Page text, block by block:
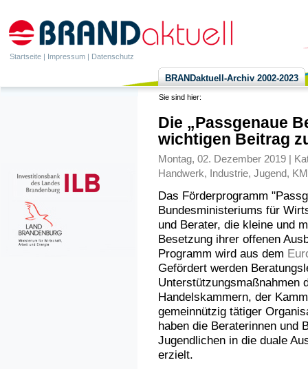
Startseite | Impressum | Datenschutz
BRANDaktuell-Archiv 2002-2023
Sie sind hier:
Die „Passgenaue
wichtigen Beitrag
Montag, 02. Dezember 2019 |
Handwerk, Industrie, Jugend,
Das Förderprogramm
Bundesministeriums für
und Berater, die kleine und
Besetzung ihrer offenen
Programm wird aus dem
Gefördert werden
Unterstützungsmaßnahmen
Handelskammern, der
gemeinnützig tätiger
haben die Beraterinnen und
Jugendlichen in die duale
erzielt.